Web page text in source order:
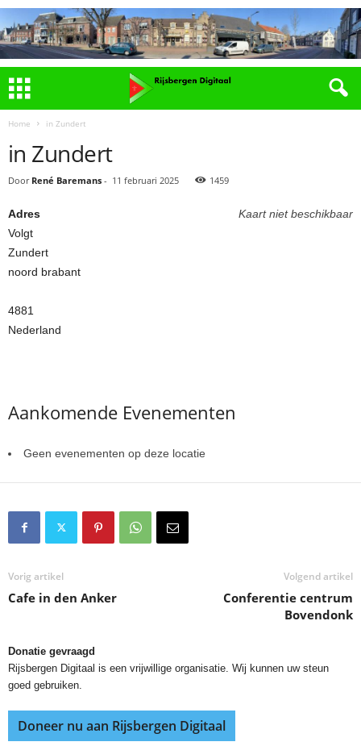
Home in Zundert
in Zundert
Door René Baremans - 11 februari 2025 1459
Kaart niet beschikbaar
Adres
Volgt
Zundert
noord brabant
4881
Nederland
Aankomende Evenementen
Geen evenementen op deze locatie
Vorig artikel
Cafe in den Anker
Volgend artikel
Conferentie centrum
Bovendonk
Donatie gevraagd
Rijsbergen Digitaal is een vrijwillige organisatie. Wij kunnen uw steun
goed gebruiken.
Doneer nu aan Rijsbergen Digitaal